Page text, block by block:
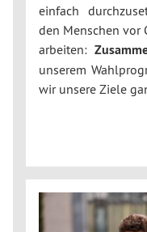
einfach
den Menschen vor
arbeiten:
unserem
wir unsere Ziele